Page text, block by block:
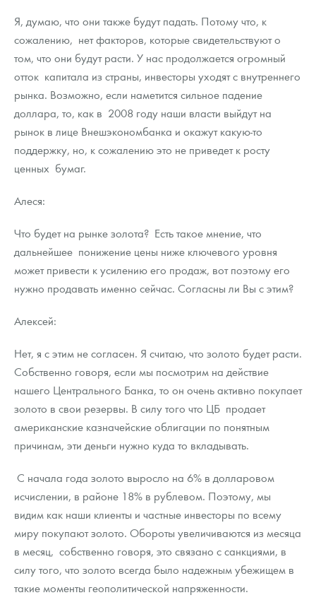
Я, думаю, что они также будут падать. Потому что, к
сожалению, нет факторов, которые свидетельствуют о
том, что они будут расти. У нас продолжается огромный
отток капитала из страны, инвесторы уходят с внутреннего
рынка. Возможно, если наметится сильное падение
доллара, то, как в 2008 году наши власти выйдут на
рынок в лице Внешэкономбанка и окажут какую-то
поддержку, но, к сожалению это не приведет к росту
ценных бумаг.
Алеся:
Что будет на рынке золота? Есть такое мнение, что
дальнейшее понижение цены ниже ключевого уровня
может привести к усилению его продаж, вот поэтому его
нужно продавать именно сейчас. Согласны ли Вы с этим?
Алексей:
Нет, я с этим не согласен. Я считаю, что золото будет расти.
Собственно говоря, если мы посмотрим на действие
нашего Центрального Банка, то он очень активно покупает
золото в свои резервы. В силу того что ЦБ продает
американские казначейские облигации по понятным
причинам, эти деньги нужно куда то вкладывать.
С начала года золото выросло на 6% в долларовом
исчислении, в районе 18% в рублевом. Поэтому, мы
видим как наши клиенты и частные инвесторы по всему
миру покупают золото. Обороты увеличиваются из месяца
в месяц, собственно говоря, это связано с санкциями, в
силу того, что золото всегда было надежным убежищем в
такие моменты геополитической напряженности.